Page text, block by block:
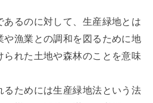
あるのに対して、生産緑地とは
や漁業との調和を図るために地
れた土地や森林のことを意味
るためには生産緑地法という法